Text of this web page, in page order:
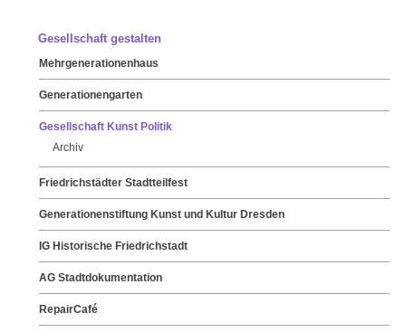
Gesellschaft gestalten
Mehrgenerationenhaus
Generationengarten
Gesellschaft Kunst Politik
Archiv
Friedrichstädter Stadtteilfest
Generationenstiftung Kunst und Kultur Dresden
IG Historische Friedrichstadt
AG Stadtdokumentation
RepairCafé